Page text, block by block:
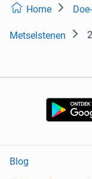
Home
Metselstenen
Blog